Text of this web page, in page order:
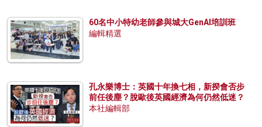
60名中小特幼老師參與城大GenAI培訓班
編輯精選
孔永樂博士：英國十年換七相，新揆會否步
前任後塵？脫歐後英國經濟為何仍然低迷？
本社編輯部